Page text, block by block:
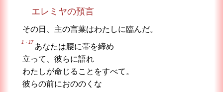
エレミヤの預言
その日、主の言葉はわたしに臨んだ。
1・17
あなたは腰に帯を締め
立って、彼らに語れ
わたしが命じることをすべて。
彼らの前におののくな